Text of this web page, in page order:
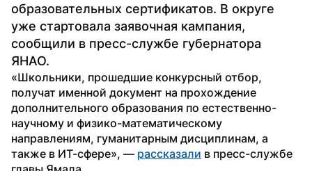
образовательных сертификатов. В округе
уже стартовала заявочная кампания,
сообщили в пресс-службе губернатора
ЯНАО.
«Школьники, прошедшие конкурсный отбор,
получат именной документ на прохождение
дополнительного образования по естественно-
научному и физико-математическому
направлениям, гуманитарным дисциплинам, а
также в ИТ-сфере», — рассказали в пресс-службе